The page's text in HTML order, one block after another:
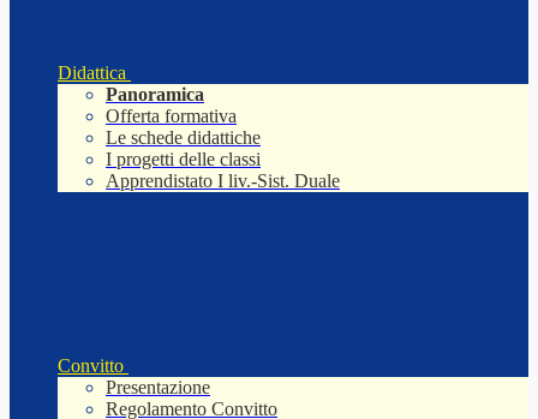
Didattica
Panoramica
Offerta formativa
Le schede didattiche
I progetti delle classi
Apprendistato I liv.-Sist. Duale
Convitto
Presentazione
Regolamento Convitto